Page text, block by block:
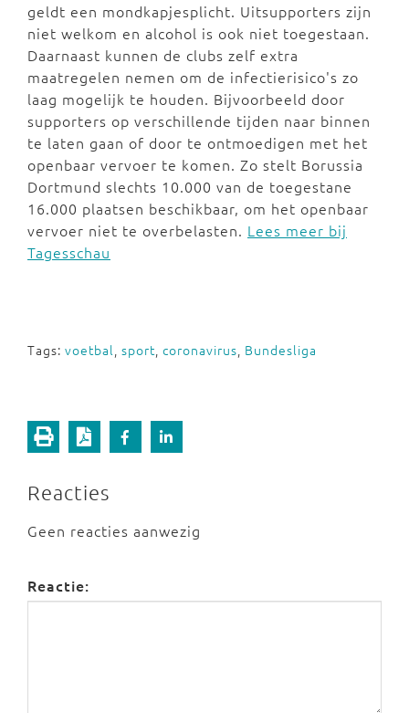
geldt een mondkapjesplicht. Uitsupporters zijn
niet welkom en alcohol is ook niet toegestaan.
Daarnaast kunnen de clubs zelf extra
maatregelen nemen om de infectierisico's zo
laag mogelijk te houden. Bijvoorbeeld door
supporters op verschillende tijden naar binnen
te laten gaan of door te ontmoedigen met het
openbaar vervoer te komen. Zo stelt Borussia
Dortmund slechts 10.000 van de toegestane
16.000 plaatsen beschikbaar, om het openbaar
vervoer niet te overbelasten. Lees meer bij
Tagesschau
Tags: voetbal, sport, coronavirus, Bundesliga
Reacties
Geen reacties aanwezig
Reactie: